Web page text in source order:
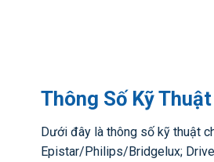
Thông Số Kỹ Thuật
Dưới đây là thông số kỹ thuật
Epistar/Philips/Bridgelux;